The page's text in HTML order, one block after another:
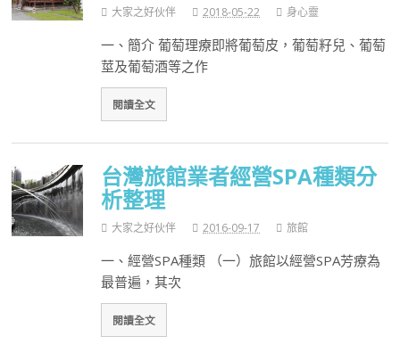
大家之好伙伴 2018-05-22 身心靈
一、簡介 葡萄理療即將葡萄皮，葡萄籽兒、葡萄
莖及葡萄酒等之作
閱讀全文
台灣旅館業者經營SPA種類分
析整理
大家之好伙伴 2016-09-17 旅館
一、經營SPA種類 （一）旅館以經營SPA芳療為
最普遍，其次
閱讀全文